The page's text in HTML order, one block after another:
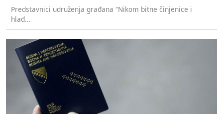
Predstavnici udruženja građana “Nikom bitne činjenice i
hlađ...